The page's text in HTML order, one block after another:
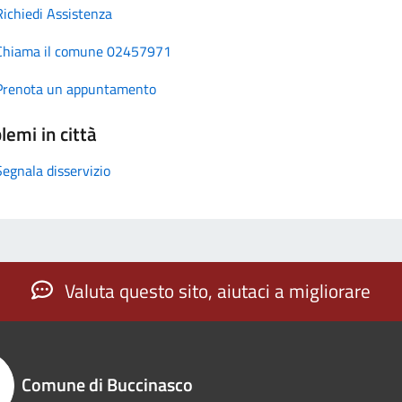
Assistenza
il comune 02457971
un appuntamento
in città
disservizio
Valuta questo sito, aiutaci a migliorare
Comune di Buccinasco